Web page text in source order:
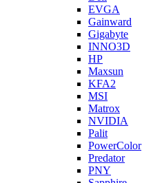
EVGA
Gainward
Gigabyte
INNO3D
HP
Maxsun
KFA2
MSI
Matrox
NVIDIA
Palit
PowerColor
Predator
PNY